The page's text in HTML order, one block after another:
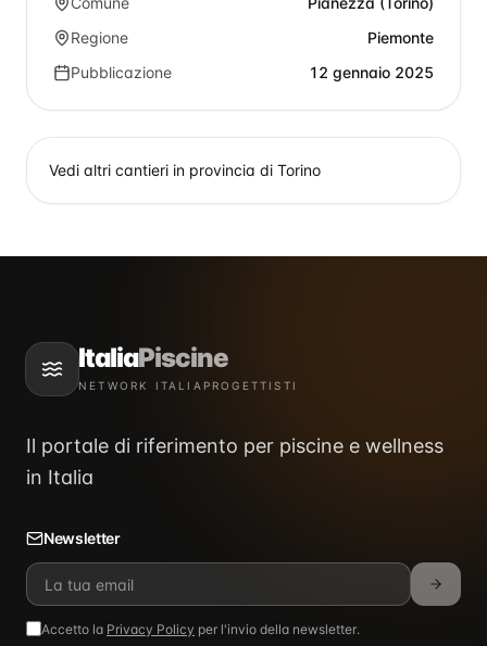
Regione
Piemonte
Pubblicazione
12 gennaio 2025
Vedi altri cantieri in provincia di Torino
ItaliaPiscine
NETWORK ITALIAPROGETTISTI
Il portale di riferimento per piscine e wellness
in Italia
Newsletter
Accetto la Privacy Policy per l'invio della newsletter.